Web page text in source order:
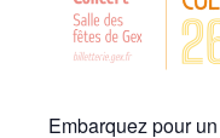
Embarquez pour